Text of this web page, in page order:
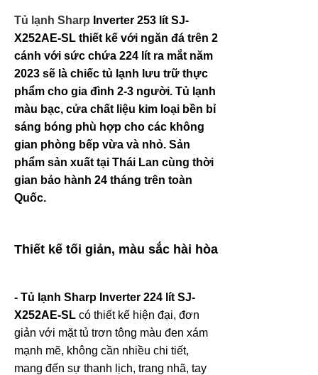
Tủ lạnh Sharp Inverter 253 lít SJ-
X252AE-SL thiết kế với ngăn đá trên 2
cánh với sức chứa 224 lít ra mắt năm
2023 sẽ là chiếc tủ lạnh lưu trữ thực
phẩm cho gia đình 2-3 người. Tủ lạnh
màu bạc, cửa chất liệu kim loại bền bỉ
sáng bóng phù hợp cho các không
gian phòng bếp vừa và nhỏ. Sản
phẩm sản xuất tại Thái Lan cùng thời
gian bảo hành 24 tháng trên toàn
Quốc.
Thiết kế tối giản, màu sắc hài hòa
- Tủ lạnh Sharp Inverter 224 lít SJ-
X252AE-SL có thiết kế hiện đại, đơn
giản với mặt tủ trơn tông màu đen xám
mạnh mẽ, không cần nhiều chi tiết,
mang đến sự thanh lịch, trang nhã, tay